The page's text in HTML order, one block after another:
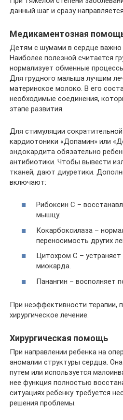
данный шаг и сразу
Медикаментозная
Детям с шумами в сердце важно
Наиболее полезной считается
нормализует обменные
Для грудного малыша лучшим
материнское молоко. В его
необходимые соединения,
этапе развития.
Для стимуляции
кардиотоники «Допамин» или
эндокардита обязательно
антибиотики. Чтобы вывести
тканей, дают диуретики.
включают:
Рибоксин С –
мышцу.
Кокарбоксилаза –
переносимость других
Цитохром С – устраняет
миокарда.
Панангин – восполняет
При неэффективности терапии,
хирургическое лечение.
Хирургическая помощь
При направлении ребенка на
аномалии структуры сердца.
путем или используется
нее функция полностью
ситуациях ребенку требуется
решения проблемы.